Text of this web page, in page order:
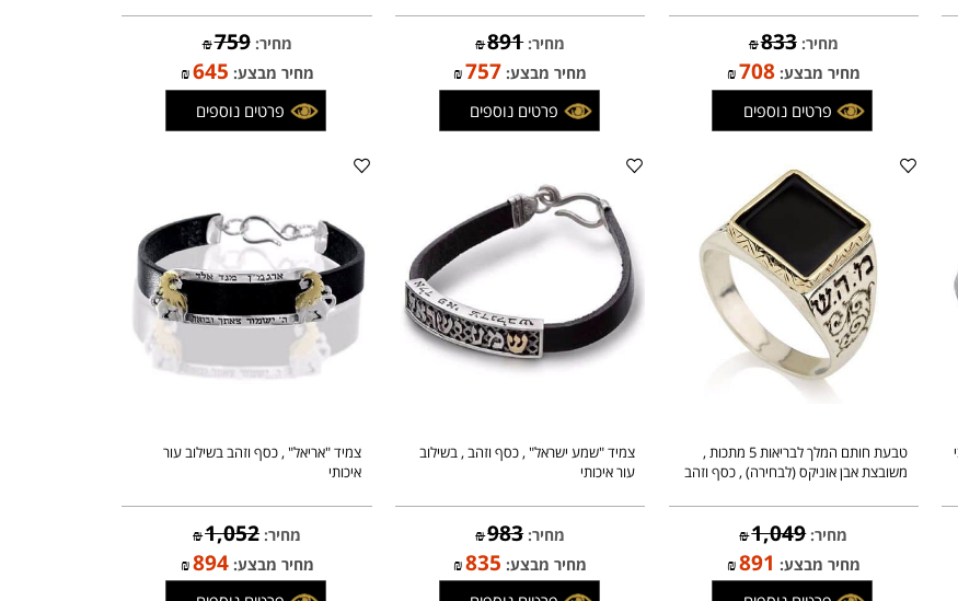
חוט עור שחור
מחיר: ₪833
מחיר מבצע: ₪708
חוט עור אדום
מחיר: ₪ 891
מחיר מבצע: ₪757
מחיר: ₪759
מחיר מבצע: ₪645
טבעת חותם המלך לבריאות 5 מתכות ,
משובצת אבן אוניקס (לבחירה) , כסף וזהב
מחיר: ₪1,049
צמיד "שמע ישראל" , כסף וזהב , בשילוב
מחיר: ₪983
צמיד "אריאל" , כסף וזהב בשילוב עור
מחיר: ₪1,052